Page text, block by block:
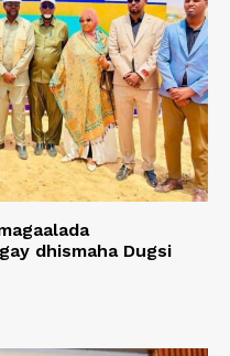
dhismaha Dugsi